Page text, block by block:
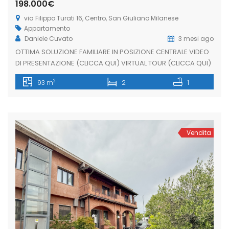
198.000€
via Filippo Turati 16, Centro, San Giuliano Milanese
Appartamento
Daniele Cuvato
3 mesi ago
OTTIMA SOLUZIONE FAMILIARE IN POSIZIONE CENTRALE VIDEO
DI PRESENTAZIONE (CLICCA QUI) VIRTUAL TOUR (CLICCA QUI)
Proponiamo appartamento di 93 mq situato in posizione
centrale, a pochi passi dai principali servizi del paese.
acquistare un comodo e indispensabile box auto a […]
93 m2 2 1
Vendita